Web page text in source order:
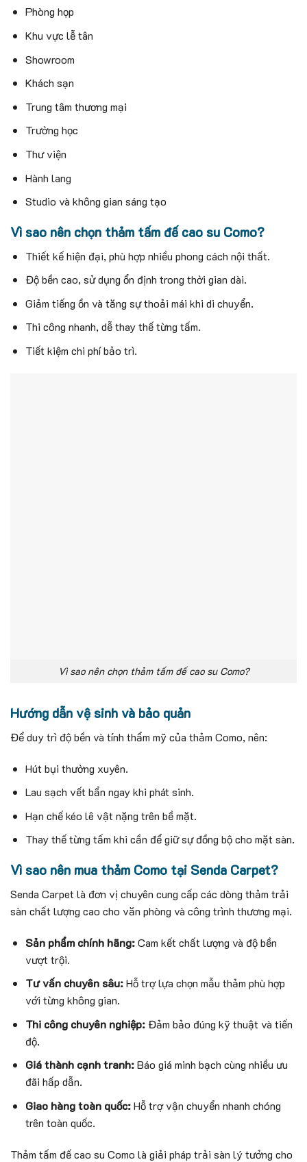
Phòng họp
Khu vực lễ tân
Showroom
Khách sạn
Trung tâm thương mại
Trường học
Thư viện
Hành lang
Studio và không gian sáng tạo
Vì sao nên chọn thảm tấm đế cao su Como?
Thiết kế hiện đại, phù hợp nhiều phong cách nội thất.
Độ bền cao, sử dụng ổn định trong thời gian dài.
Giảm tiếng ồn và tăng sự thoải mái khi di chuyển.
Thi công nhanh, dễ thay thế từng tấm.
Tiết kiệm chi phí bảo trì.
Vì sao nên chọn thảm tấm đế cao su Como?
Hướng dẫn vệ sinh và bảo quản
Để duy trì độ bền và tính thẩm mỹ của thảm Como, nên:
Hút bụi thường xuyên.
Lau sạch vết bẩn ngay khi phát sinh.
Hạn chế kéo lê vật nặng trên bề mặt.
Thay thế từng tấm khi cần để giữ sự đồng bộ cho mặt sàn.
Vì sao nên mua thảm Como tại Senda Carpet?
Senda Carpet là đơn vị chuyên cung cấp các dòng thảm trải
sàn chất lượng cao cho văn phòng và công trình thương mại.
Sản phẩm chính hãng:Cam kết chất lượng và độ bền
vượt trội.
Tư vấn chuyên sâu:Hỗ trợ lựa chọn mẫu thảm phù hợp
với từng không gian.
Thi công chuyên nghiệp: Đảm bảo đúng kỹ thuật và tiến
độ.
Giá thành cạnh tranh:Báo giá minh bạch cùng nhiều ưu
đãi hấp dẫn.
Giao hàng toàn quốc:Hỗ trợ vận chuyển nhanh chóng
trên toàn quốc.
Thảm tấm đế cao su Como là giải pháp trải sàn lý tưởng cho